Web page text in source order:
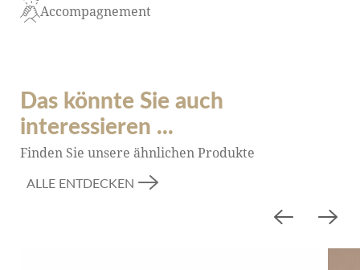
Mit Bierkrug, Fass und Brezn-Motiv eignet er sich
Accompagnement
Das könnte Sie auch
interessieren ...
Finden Sie unsere ähnlichen Produkte
ALLE ENTDECKEN